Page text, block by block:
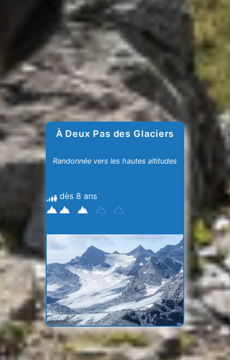
À Deux Pas des Glaciers
Randonnée vers les hautes altitudes
dès 8 ans